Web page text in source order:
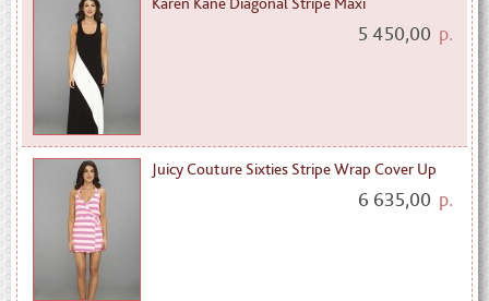
5 450,00 р.
Juicy Couture Sixties Stripe Wrap Cover Up
6 635,00 р.